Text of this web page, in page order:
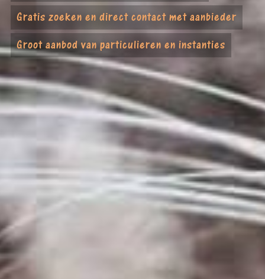
Gratis zoeken en direct contact met aanbieder
Groot aanbod van particulieren en instanties